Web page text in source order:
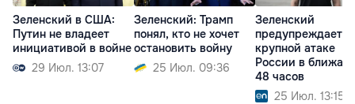
Зеленский в США:
Путин не владеет
инициативой в войне
29 Июл. 13:07
Зеленский: Трамп
понял, кто не хочет
остановить войну
25 Июл. 09:36
Зеленский
предупреждает о
крупной атаке
России в
48 часов
25 Июл. 13:15